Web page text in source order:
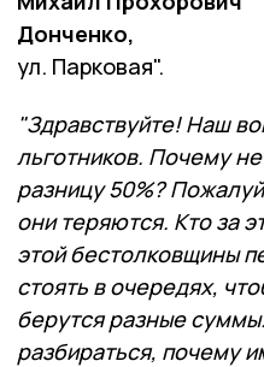
Донченко,
ул. Парковая".
"Здравствуйте! Наш
льготников. Почему
разницу 50%?
они теряются. Кто за
этой бестолковщины
стоять в очередях,
берутся разные
разбираться, почему